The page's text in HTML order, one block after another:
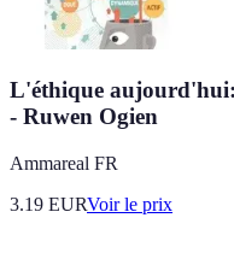
L'éthique
- Ruwen Ogien
Ammareal FR
3.19 EURVoir le prix